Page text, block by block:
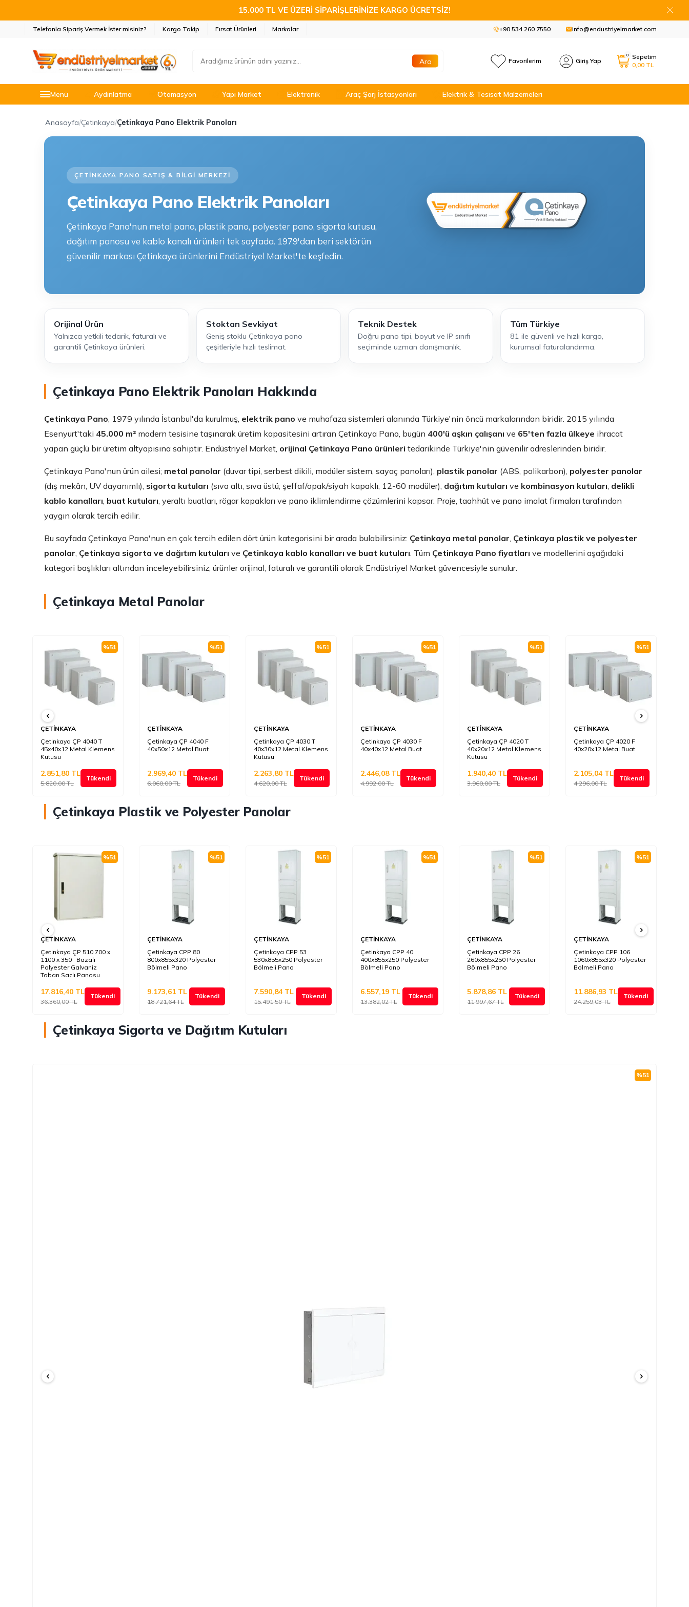
15.000 TL VE ÜZERİ SİPARİŞLERİNİZE KARGO ÜCRETSİZ!
Telefonla Sipariş Vermek İster misiniz? Kargo Takip Fırsat Ürünleri Markalar +90 534 260 7550 info@endustriyelmarket.com
Ara Favorilerim Giriş Yap
0
Sepetim
0,00 TL
Menü Aydınlatma Otomasyon Yapı Market Elektronik Araç Şarj İstasyonları Elektrik & Tesisat Malzemeleri
Anasayfa/Çetinkaya/Çetinkaya Pano Elektrik Panoları
ÇETINKAYA PANO SATIŞ & BILGI MERKEZI
Çetinkaya Pano Elektrik Panoları
Çetinkaya Pano'nun metal pano, plastik pano, polyester pano, sigorta kutusu,
dağıtım panosu ve kablo kanalı ürünleri tek sayfada. 1979'dan beri sektörün
güvenilir markası Çetinkaya ürünlerini Endüstriyel Market'te keşfedin.
Orijinal Ürün
Yalnızca yetkili tedarik, faturalı ve
garantili Çetinkaya ürünleri.
Stoktan Sevkiyat
Geniş stoklu Çetinkaya pano
çeşitleriyle hızlı teslimat.
Teknik Destek
Doğru pano tipi, boyut ve IP sınıfı
seçiminde uzman danışmanlık.
Tüm Türkiye
81 ile güvenli ve hızlı kargo,
kurumsal faturalandırma.
Çetinkaya Pano Elektrik Panoları Hakkında
Çetinkaya Pano, 1979 yılında İstanbul'da kurulmuş, elektrik pano ve muhafaza sistemleri alanında Türkiye'nin öncü markalarından biridir. 2015 yılında
Esenyurt'taki 45.000 m² modern tesisine taşınarak üretim kapasitesini artıran Çetinkaya Pano, bugün 400'ü aşkın çalışanı ve 65'ten fazla ülkeye ihracat
yapan güçlü bir üretim altyapısına sahiptir. Endüstriyel Market, orijinal Çetinkaya Pano ürünleri tedarikinde Türkiye'nin güvenilir adreslerinden biridir.
Çetinkaya Pano'nun ürün ailesi; metal panolar (duvar tipi, serbest dikili, modüler sistem, sayaç panoları), plastik panolar (ABS, polikarbon), polyester panolar
(dış mekân, UV dayanımlı), sigorta kutuları (sıva altı, sıva üstü; şeffaf/opak/siyah kapaklı; 12-60 modüler), dağıtım kutuları ve kombinasyon kutuları, delikli
kablo kanalları, buat kutuları, yeraltı buatları, rögar kapakları ve pano iklimlendirme çözümlerini kapsar. Proje, taahhüt ve pano imalat firmaları tarafından
yaygın olarak tercih edilir.
Bu sayfada Çetinkaya Pano'nun en çok tercih edilen dört ürün kategorisini bir arada bulabilirsiniz: Çetinkaya metal panolar, Çetinkaya plastik ve polyester
panolar, Çetinkaya sigorta ve dağıtım kutuları ve Çetinkaya kablo kanalları ve buat kutuları. Tüm Çetinkaya Pano fiyatları ve modellerini aşağıdaki
kategori başlıkları altından inceleyebilirsiniz; ürünler orijinal, faturalı ve garantili olarak Endüstriyel Market güvencesiyle sunulur.
Çetinkaya Metal Panolar
%51
ÇETİNKAYA
Çetinkaya ÇP 4040 T
45x40x12 Metal Klemens
Kutusu
5.820,00TL
2.851,80 TL Tükendi
%51
ÇETİNKAYA
Çetinkaya ÇP 4040 F
40x50x12 Metal Buat
6.060,00TL
2.969,40 TL Tükendi
%51
ÇETİNKAYA
Çetinkaya ÇP 4030 T
40x30x12 Metal Klemens
Kutusu
4.620,00TL
2.263,80 TL Tükendi
%51
ÇETİNKAYA
Çetinkaya ÇP 4030 F
40x40x12 Metal Buat
4.992,00TL
2.446,08TL Tükendi
%51
ÇETİNKAYA
Çetinkaya ÇP 4020 T
40x20x12 Metal Klemens
Kutusu
3.960,00TL
1.940,40 TL Tükendi
%51
ÇETİNKAYA
Çetinkaya ÇP 4020 F
40x20x12 Metal Buat
4.296,00TL
2.105,04 TL Tükendi
Çetinkaya Plastik ve Polyester Panolar
%51
ÇETİNKAYA
Çetinkaya ÇP 510 700 x
1100 x 350 Bazalı
Polyester Galvaniz
Taban Saclı Panosu
36.360,00TL
17.816,40 TL Tükendi
%51
ÇETİNKAYA
Çetinkaya CPP 80
800x855x320 Polyester
Bölmeli Pano
18.721,64TL
9.173,61 TL Tükendi
%51
ÇETİNKAYA
Çetinkaya CPP 53
530x855x250 Polyester
Bölmeli Pano
15.491,50TL
7.590,84 TL Tükendi
%51
ÇETİNKAYA
Çetinkaya CPP 40
400x855x250 Polyester
Bölmeli Pano
13.382,02TL
6.557,19 TL Tükendi
%51
ÇETİNKAYA
Çetinkaya CPP 26
260x855x250 Polyester
Bölmeli Pano
11.997,67TL
5.878,86 TL Tükendi
%51
ÇETİNKAYA
Çetinkaya CPP 106
1060x855x320 Polyester
Bölmeli Pano
24.259,03TL
11.886,93 TL Tükendi
Çetinkaya Sigorta ve Dağıtım Kutuları
%51